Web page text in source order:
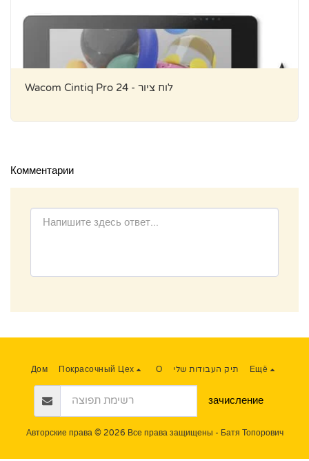
Wacom Cintiq Pro 24 - לוח ציור
Комментарии
Дом Покрасочный Цех О תיק העבודות שלי Ещё
зачисление
Авторские права © 2026 Все права защищены - Батя Топорович